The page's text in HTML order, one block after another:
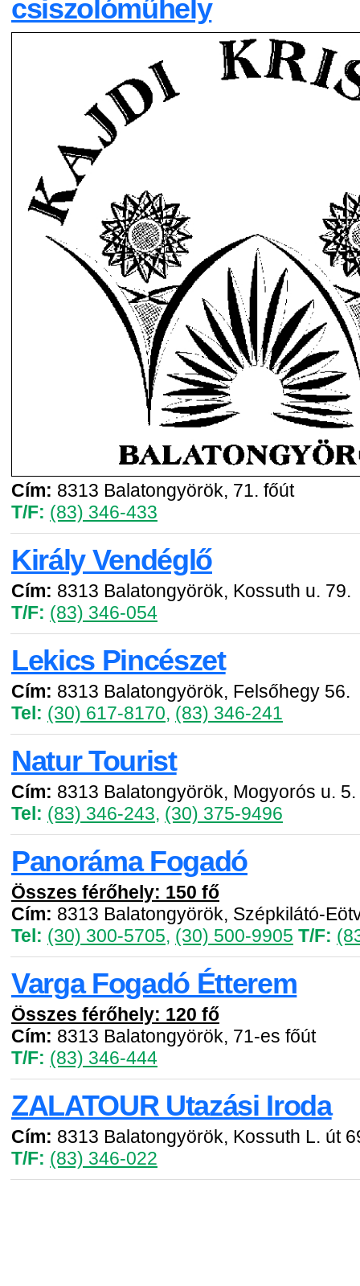
csiszolóműhely
Cím: 8313 Balatongyörök, 71. főút
T/F: (83) 346-433
Király Vendéglő
Cím: 8313 Balatongyörök, Kossuth u. 79.
T/F: (83) 346-054
Lekics Pincészet
Cím: 8313 Balatongyörök, Felsőhegy 56.
Tel: (30) 617-8170, (83) 346-241
Natur Tourist
Cím: 8313 Balatongyörök, Mogyorós u. 5.
Tel: (83) 346-243, (30) 375-9496
Panoráma Fogadó
Összes férőhely: 150 fő
Cím: 8313 Balatongyörök, Szépkilátó-
Tel: (30) 300-5705, (30) 500-9905 T/F:
Varga Fogadó Étterem
Összes férőhely: 120 fő
Cím: 8313 Balatongyörök, 71-es főút
T/F: (83) 346-444
ZALATOUR Utazási Iroda
Cím: 8313 Balatongyörök, Kossuth L. út
T/F: (83) 346-022